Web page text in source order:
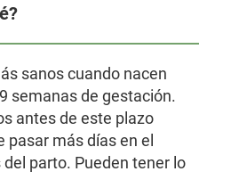
sanos cuando nacen
semanas de gestación.
antes de este plazo
pasar más días en el
parto. Pueden tener lo